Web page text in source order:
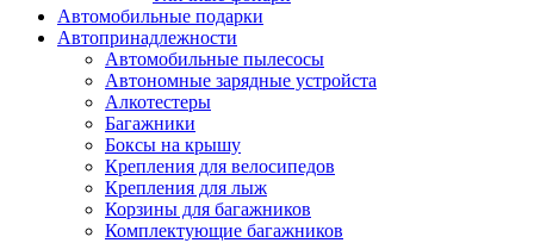
Автомобильные подарки
Автопринадлежности
Автомобильные пылесосы
Автономные зарядные устройста
Алкотестеры
Багажники
Боксы на крышу
Крепления для велосипедов
Крепления для лыж
Корзины для багажников
Комплектующие багажников